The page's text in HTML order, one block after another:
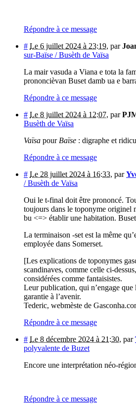
Répondre à ce message
# Le 6 juillet 2024 à 23:19, par
sur-Baïse / Busèth de Vaïsa
La mair vasuda a Viana e tota la
prononcièvan Buset damb ua e
Répondre à ce message
# Le 8 juillet 2024 à 12:07, par
Busèth de Vaïsa
Vaïsa pour Baïse : digraphe et
Répondre à ce message
# Le 28 juillet 2024 à 16:33, par
/ Busèth de Vaïsa
Oui le t-final doit être prononcé.
toujours dans le toponyme originel
bu <=> établir une habitation.
La terminaison -set est la même
employée dans Somerset.
[Les explications de toponymes
scandinaves, comme celle ci-
considérées comme fantaisistes.
Leur publication, qui n’engage que
garantie à l’avenir.
Tederic, webmèste de
Répondre à ce message
# Le 8 décembre 2024 à 21:30, par
polyvalente de Buzet
Encore une interprétation néo-
Répondre à ce message